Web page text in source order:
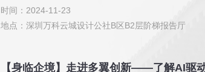
时间：2024-11-23
地点：深圳万科云城设计公社B区B2层阶梯报告厅
【身临企境】走进多翼创新——了解AI驱